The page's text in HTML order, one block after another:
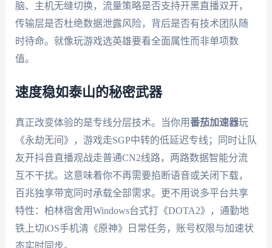
脑、主机无缝切换，流量策略是否支持开黑直播双开，
传输层是否杜绝数据泄露风险，背后是否有技术团队随
时待命。就像玩游戏选英雄要看全面属性而非单项数
值。
速度稳如泰山的秘密武器
真正改变体验的是专线分层技术。当你用番茄加速器玩
《永劫无间》，游戏走SGP中转的低延迟专线；同时让队
友开抖音直播观战走普通CN2线路，两路数据智能分流
互不干扰。这意味着你不再需要掐断语音或关闭下载，
百兆独享带宽同时承载全部需求。更不用说多平台共享
特性：柏林宿舍用Windows台式打《DOTA2》，通勤地
铁上切iOS手机清《原神》日常任务，账号权限与加速状
态实时同步。